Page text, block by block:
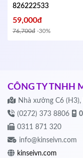
826222533
59,000đ
76,700đ -30%
CÔNG TY TNHH
Nhà xưởng C6 (H3),
(0272) 373 8806
0311 871 320
info@kinseivn.com
kinseivn.com